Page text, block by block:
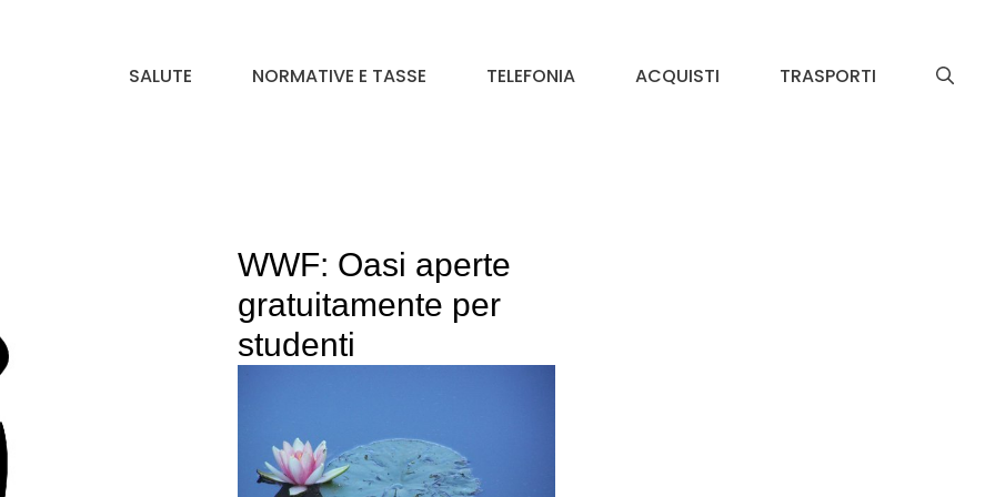
SALUTE NORMATIVE E TASSE TELEFONIA ACQUISTI TRASPORTI
WWF: Oasi aperte
gratuitamente per
studenti